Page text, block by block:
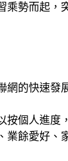
勢而起
的快速發
按個人進
餘愛好、